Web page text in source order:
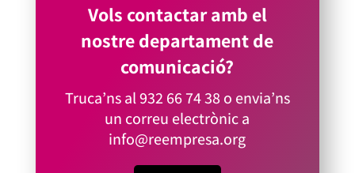
Vols contactar amb el
nostre departament de
comunicació?
Truca’ns al932 66 74 38o envia’ns
un correu electrònic a
info@reempresa.org